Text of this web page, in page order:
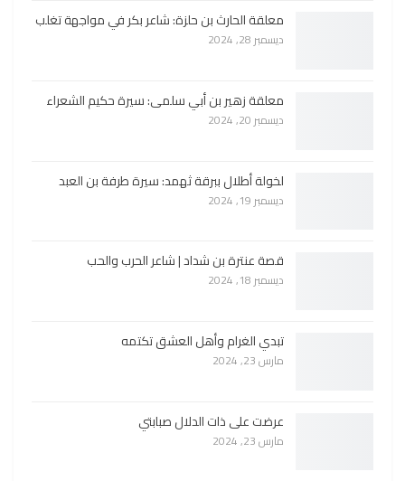
معلقة الحارث بن حلزة: شاعر بكر في مواجهة تغلب
ديسمبر 28, 2024
معلقة زهير بن أبي سلمى: سيرة حكيم الشعراء
ديسمبر 20, 2024
لخولة أطلال ببرقة ثهمد: سيرة طرفة بن العبد
ديسمبر 19, 2024
قصة عنترة بن شداد | شاعر الحرب والحب
ديسمبر 18, 2024
تبدي الغرام وأهل العشق تكتمه
مارس 23, 2024
عرضت على ذات الدلال صبابتي
مارس 23, 2024